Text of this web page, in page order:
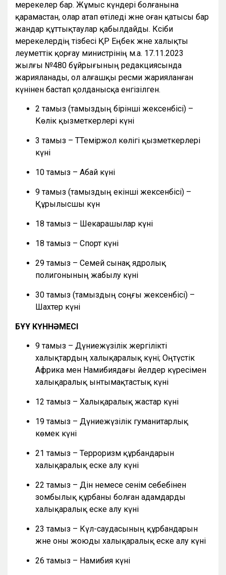
мерекелер бар. Жұмыс күндері болғанына
қарамастан, олар атап өтіледі және оған қатысы бар
жандар құттықтаулар қабылдайды. Кәсіби
мерекелердің тізбесі ҚР Еңбек және халықты
әлеуметтік қорғау министрінің м.а. 17.11.2023
жылғы №480 бұйрығының редакциясында
жарияланады, ол алғашқы ресми жарияланған
күнінен бастап қолданысқа енгізілген.
2 тамыз (тамыздың бірінші жексенбісі) –
Көлік қызметкерлері күні
3 тамыз – ТТеміржол көлігі қызметкерлері
күні
10 тамыз – Абай күні
9 тамыз (тамыздың екінші жексенбісі) –
Құрылысшы күн
18 тамыз – Шекарашылар күні
18 тамыз – Спорт күні
29 тамыз – Семей сынақ ядролық
полигонының жабылу күні
30 тамыз (тамыздың соңғы жексенбісі) –
Шахтер күні
БҰҰ КҮННӘМЕСІ
9 тамыз – Дүниежүзілік жергілікті
халықтардың халықаралық күні; Оңтүстік
Африка мен Намибиядағы әйелдер күресімен
халықаралық ынтымақтастық күні
12 тамыз – Халықаралық жастар күні
19 тамыз – Дүниежүзілік гуманитарлық
көмек күні
21 тамыз – Терроризм құрбандарын
халықаралық еске алу күні
22 тамыз – Дін немесе сенім себебінен
зомбылық құрбаны болған адамдарды
халықаралық еске алу күні
23 тамыз – Күл-саудасының құрбандарын
және оны жоюды халықаралық еске алу күні
26 тамыз – Намибия күні